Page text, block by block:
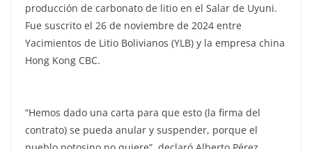
producción de carbonato de litio en el Salar de Uyuni.
Fue suscrito el 26 de noviembre de 2024 entre
Yacimientos de Litio Bolivianos (YLB) y la empresa china
Hong Kong CBC.
“Hemos dado una carta para que esto (la firma del
contrato) se pueda anular y suspender, porque el